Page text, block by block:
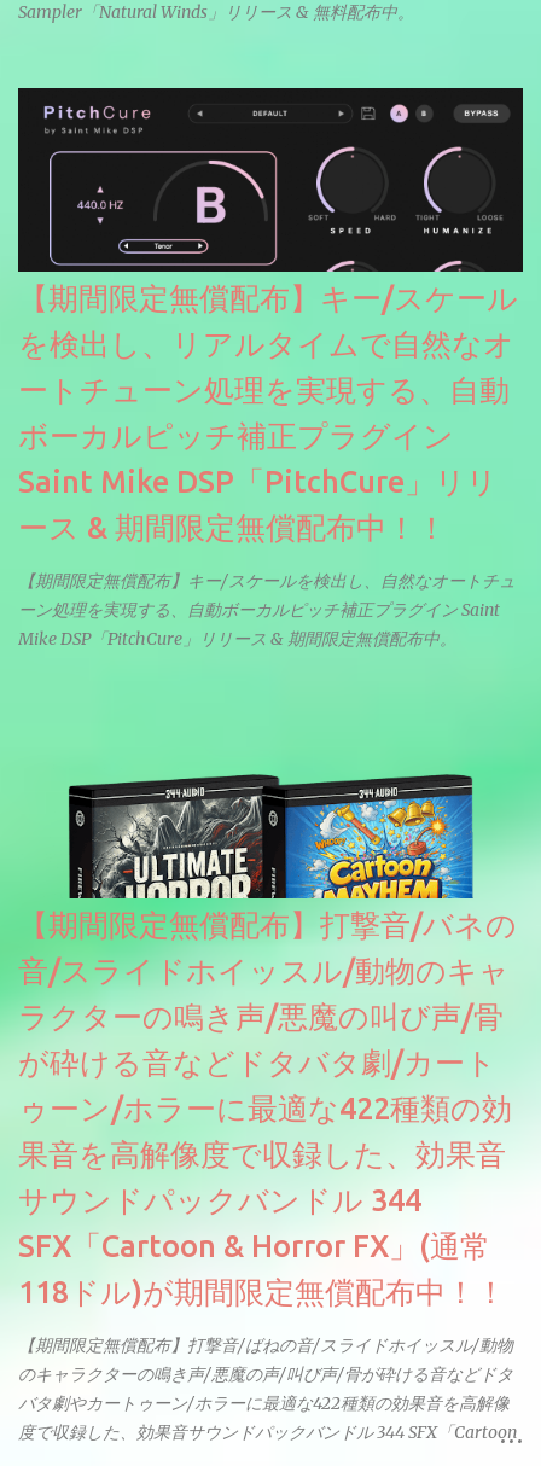
Sampler「Natural Winds」リリース & 無料配布中。
【期間限定無償配布】キー/スケール
を検出し、リアルタイムで自然なオ
ートチューン処理を実現する、自動
ボーカルピッチ補正プラグイン
Saint Mike DSP「PitchCure」リリ
ース & 期間限定無償配布中！！
【期間限定無償配布】キー/スケールを検出し、自然なオートチュ
ーン処理を実現する、自動ボーカルピッチ補正プラグイン Saint
Mike DSP「PitchCure」リリース & 期間限定無償配布中。
【期間限定無償配布】打撃音/バネの
音/スライドホイッスル/動物のキャ
ラクターの鳴き声/悪魔の叫び声/骨
が砕ける音などドタバタ劇/カート
ゥーン/ホラーに最適な422種類の効
果音を高解像度で収録した、効果音
サウンドパックバンドル 344
SFX「Cartoon & Horror FX」(通常
118ドル)が期間限定無償配布中！！
【期間限定無償配布】打撃音/ばねの音/スライドホイッスル/動物
のキャラクターの鳴き声/悪魔の声/叫び声/骨が砕ける音などドタ
バタ劇やカートゥーン/ホラーに最適な422種類の効果音を高解像
度で収録した、効果音サウンドパックバンドル 344 SFX「Cartoon